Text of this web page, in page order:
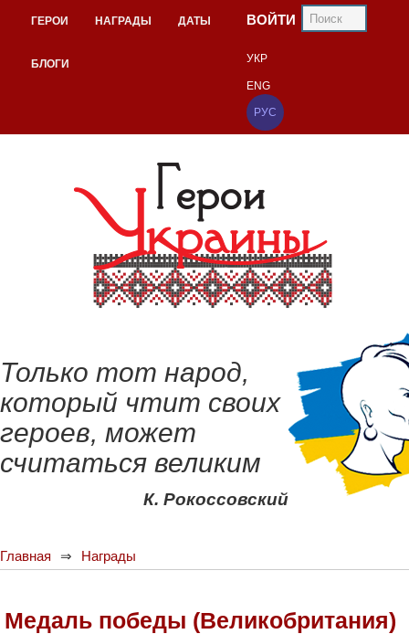
ГЕРОИ НАГРАДЫ ДАТЫ
БЛОГИ
ВОЙТИ
УКР
ENG
РУС
Только тот народ,
который чтит своих
героев, может
считаться великим
К. Рокоссовский
Главная Награды
Медаль победы (Великобритания)